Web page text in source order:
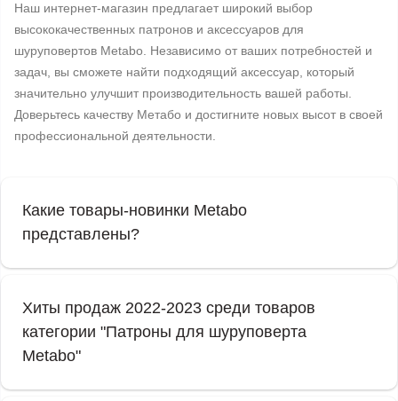
Наш интернет-магазин предлагает широкий выбор
высококачественных патронов и аксессуаров для
шуруповертов Metabo. Независимо от ваших потребностей и
задач, вы сможете найти подходящий аксессуар, который
значительно улучшит производительность вашей работы.
Доверьтесь качеству Метабо и достигните новых высот в своей
профессиональной деятельности.
Какие товары-новинки Metabo
представлены?
Хиты продаж 2022-2023 среди товаров
категории "Патроны для шуруповерта
Metabo"